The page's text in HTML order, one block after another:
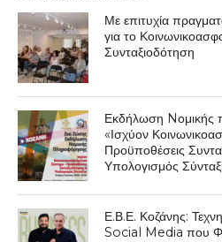
Με επιτυχία
για το
Συνταξιοδότηση
Εκδήλωση Nομικής
«Ισχύον
Προϋποθέσεις
Υπολογισμός
Ε.Β.Ε. Κοζάνης:
Social Media που